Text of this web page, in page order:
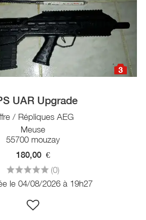
3
UAR Upgrade
/ Répliques AEG
Meuse
55700 mouzay
180,00 €
(0)
le 04/08/2026 à 19h27